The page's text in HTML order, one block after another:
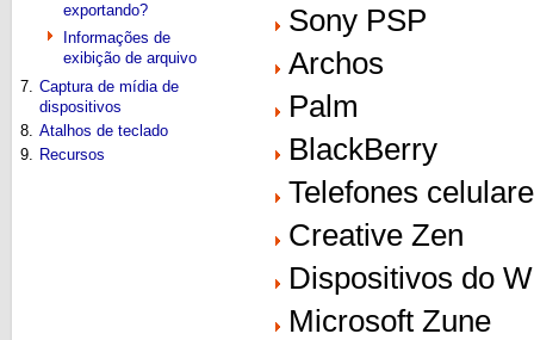
exportando?
Informações de
exibição de arquivo
7. Captura de mídia de
dispositivos
8. Atalhos de teclado
9. Recursos
Sony PSP
Archos
Palm
BlackBerry
Telefones
Creative Zen
Dispositivos do
Microsoft Zune